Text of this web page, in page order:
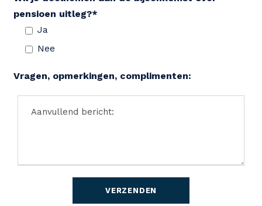
pensioen uitleg?*
Ja
Nee
Vragen, opmerkingen, complimenten: